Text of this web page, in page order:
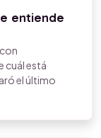
entiende
cuál está
el último